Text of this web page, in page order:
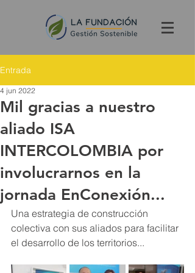
Entrada
Mil gracias a nuestro
aliado ISA
INTERCOLOMBIA por
involucrarnos en la
jornada EnConexión...
4 jun 2022
Una estrategia de construcción
colectiva con sus aliados para facilitar
el desarrollo de los territorios...